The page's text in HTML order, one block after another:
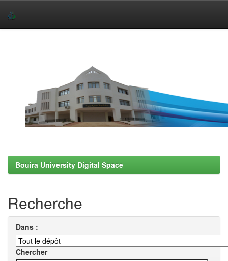
Bouira University Digital Space
Recherche
Dans :
Chercher